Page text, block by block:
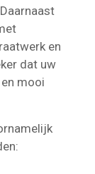
en
dat uw
mooi